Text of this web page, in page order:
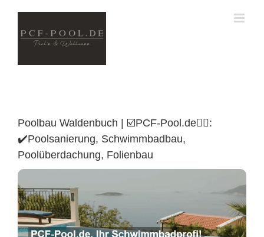
content
Poolbau Waldenbuch | ☑️PCF-Pool.de🏊🏼:
✔️Poolsanierung, Schwimmbadbau,
Poolüberdachung, Folienbau
Poolüberdachung